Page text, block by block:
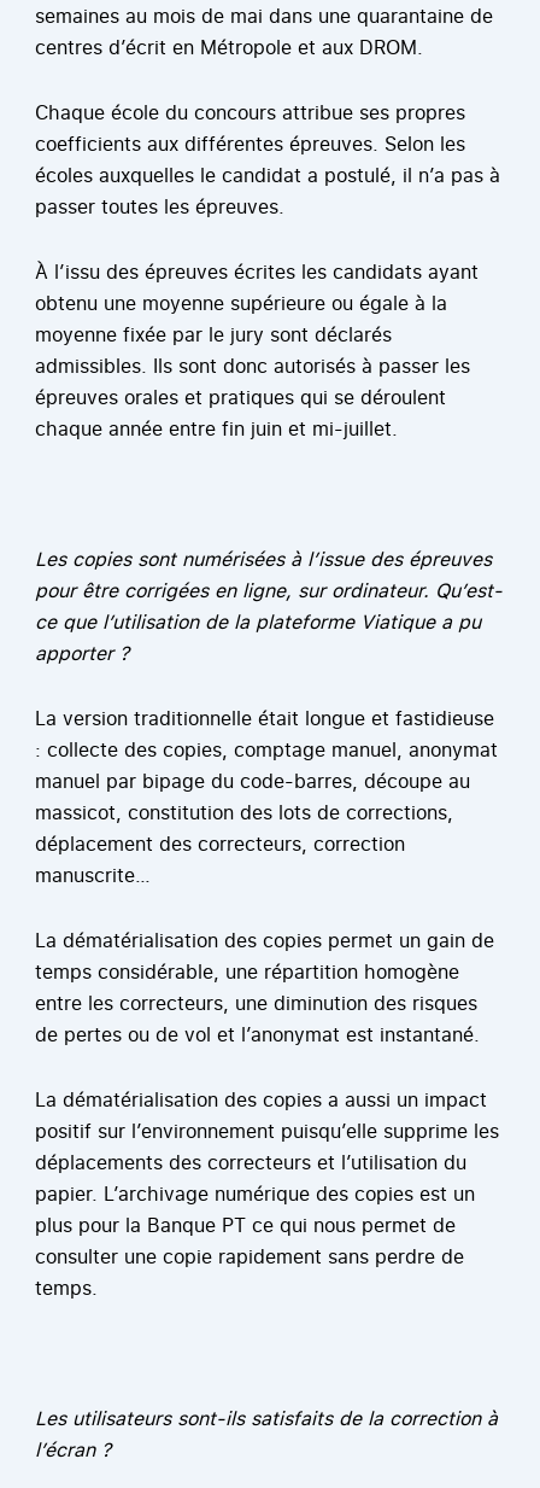
semaines au mois de mai dans une quarantaine de
centres d’écrit en Métropole et aux DROM.
Chaque école du concours attribue ses propres
coefficients aux différentes épreuves. Selon les
écoles auxquelles le candidat a postulé, il n’a pas à
passer toutes les épreuves.
À l’issu des épreuves écrites les candidats ayant
obtenu une moyenne supérieure ou égale à la
moyenne fixée par le jury sont déclarés
admissibles. Ils sont donc autorisés à passer les
épreuves orales et pratiques qui se déroulent
chaque année entre fin juin et mi-juillet.
Les copies sont numérisées à l’issue des épreuves
pour être corrigées en ligne, sur ordinateur. Qu’est-
ce que l’utilisation de la plateforme Viatique a pu
apporter ?
La version traditionnelle était longue et fastidieuse
: collecte des copies, comptage manuel, anonymat
manuel par bipage du code-barres, découpe au
massicot, constitution des lots de corrections,
déplacement des correcteurs, correction
manuscrite…
La dématérialisation des copies permet un gain de
temps considérable, une répartition homogène
entre les correcteurs, une diminution des risques
de pertes ou de vol et l’anonymat est instantané.
La dématérialisation des copies a aussi un impact
positif sur l’environnement puisqu’elle supprime les
déplacements des correcteurs et l’utilisation du
papier. L’archivage numérique des copies est un
plus pour la Banque PT ce qui nous permet de
consulter une copie rapidement sans perdre de
temps.
Les utilisateurs sont-ils satisfaits de la correction à
l’écran ?